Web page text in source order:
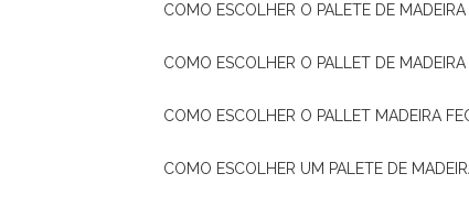
COMO ESCOLHER O PALETE DE
COMO ESCOLHER O PALLET DE
COMO ESCOLHER O PALLET MADEIRA
COMO ESCOLHER UM PALETE DE